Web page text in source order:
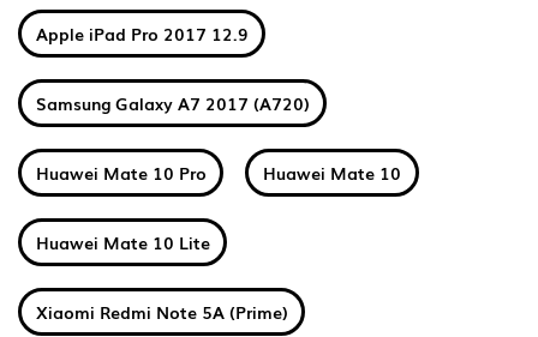
Apple iPad Pro 2017 12.9
Samsung Galaxy A7 2017 (A720)
Huawei Mate 10 Pro Huawei Mate 10
Huawei Mate 10 Lite
Xiaomi Redmi Note 5A (Prime)